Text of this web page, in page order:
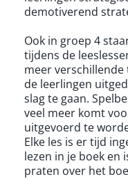
demotiverend
Ook in groep 4
tijdens de
meer
de leerlingen
slag te gaan.
veel meer komt
uitgevoerd te
Elke les is er tijd
lezen in je boek en
praten over het